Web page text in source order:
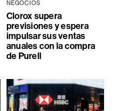
NEGOCIOS
Clorox supera
previsiones y espera
impulsar sus ventas
anuales con la compra
de Purell